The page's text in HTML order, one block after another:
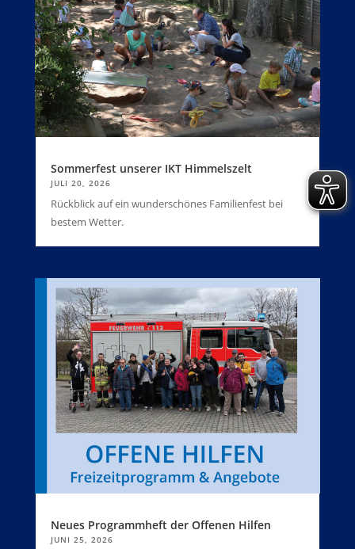
Sommerfest unserer IKT Himmelszelt
JULI 20, 2026
Rückblick auf ein wunderschönes Familienfest bei
bestem Wetter.
Neues Programmheft der Offenen Hilfen
JUNI 25, 2026